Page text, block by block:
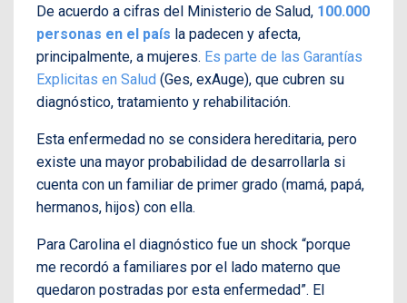
De acuerdo a cifras del Ministerio de Salud, 100.000
personas en el país la padecen y afecta,
principalmente, a mujeres. Es parte de las Garantías
Explicitas en Salud (Ges, exAuge), que cubren su
diagnóstico, tratamiento y rehabilitación.
Esta enfermedad no se considera hereditaria, pero
existe una mayor probabilidad de desarrollarla si
cuenta con un familiar de primer grado (mamá, papá,
hermanos, hijos) con ella.
Para Carolina el diagnóstico fue un shock “porque
me recordó a familiares por el lado materno que
quedaron postradas por esta enfermedad”. El